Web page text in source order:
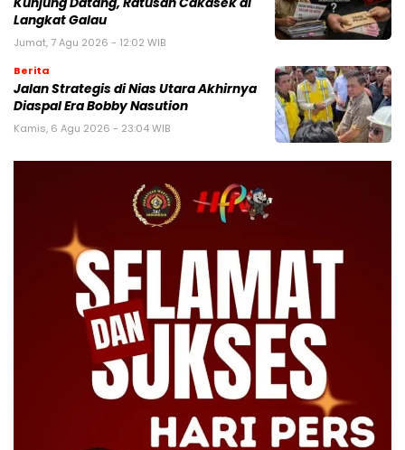
Langkat Galau
Jumat, 7 Agu 2026 - 12:02 WIB
Berita
Jalan Strategis di Nias Utara Akhirnya
Diaspal Era Bobby Nasution
Kamis, 6 Agu 2026 - 23:04 WIB